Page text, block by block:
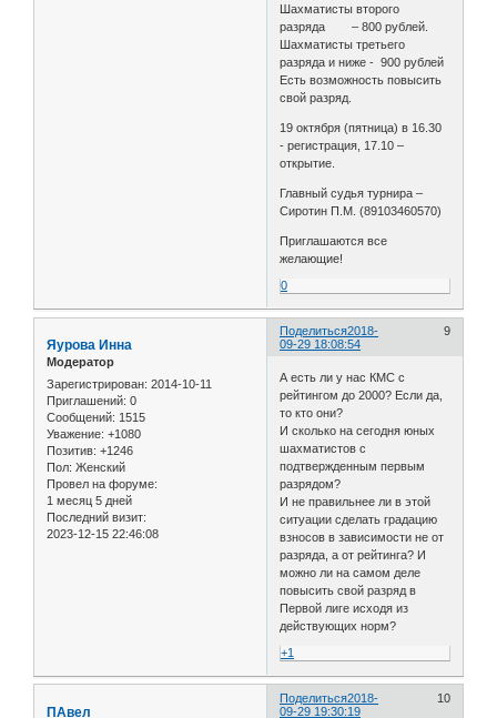
Шахматисты второго
разряда – 800 рублей.
Шахматисты третьего
разряда и ниже - 900 рублей
Есть возможность повысить
свой разряд.
19 октября (пятница) в 16.30
- регистрация, 17.10 –
открытие.
Главный судья турнира –
Сиротин П.М. (89103460570)
Приглашаются все
желающие!
0
Поделиться 9
2018-
09-29 18:08:54
Яурова Инна
Модератор
Зарегистрирован: 2014-10-11
Приглашений: 0
Сообщений: 1515
Уважение: +1080
Позитив: +1246
Пол: Женский
Провел на форуме:
1 месяц 5 дней
Последний визит:
2023-12-15 22:46:08
А есть ли у нас КМС с
рейтингом до 2000? Если да,
то кто они?
И сколько на сегодня юных
шахматистов с
подтвержденным первым
разрядом?
И не правильнее ли в этой
ситуации сделать градацию
взносов в зависимости не от
разряда, а от рейтинга? И
можно ли на самом деле
повысить свой разряд в
Первой лиге исходя из
действующих норм?
+1
Поделиться 10
2018-
09-29 19:30:19
ПАвел